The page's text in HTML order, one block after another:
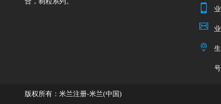
版权所有：米兰注册-米兰(中国)